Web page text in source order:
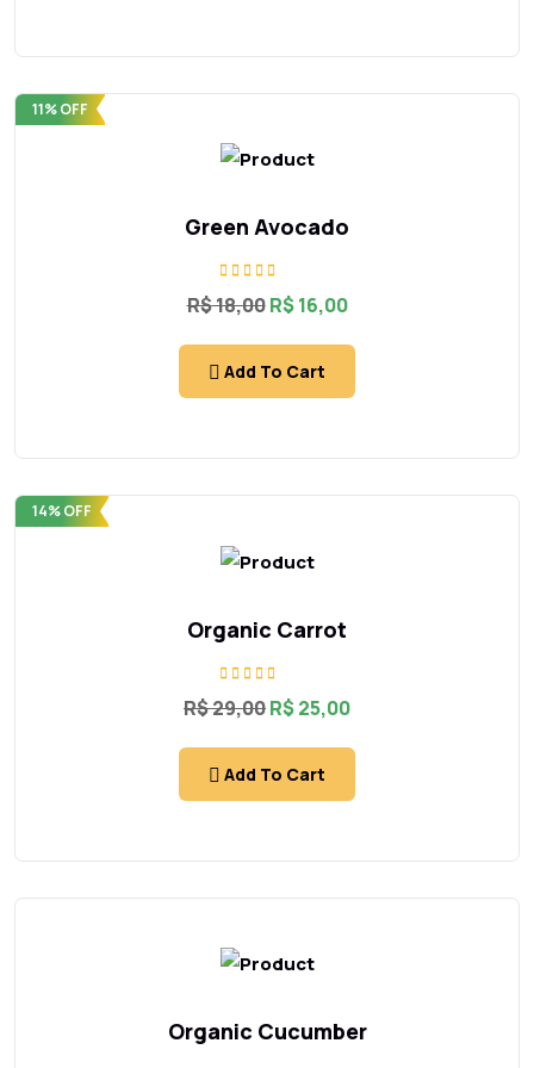
11% OFF
Green Avocado
5.00
R$18,00 R$16,00
Add To Cart
14% OFF
Organic Carrot
5.00
R$29,00R$25,00
Add To Cart
Organic Cucumber